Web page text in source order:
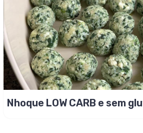
Nhoque LOW CARB e sem gluten, de